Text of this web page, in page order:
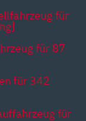
für
für 87
für 342
für